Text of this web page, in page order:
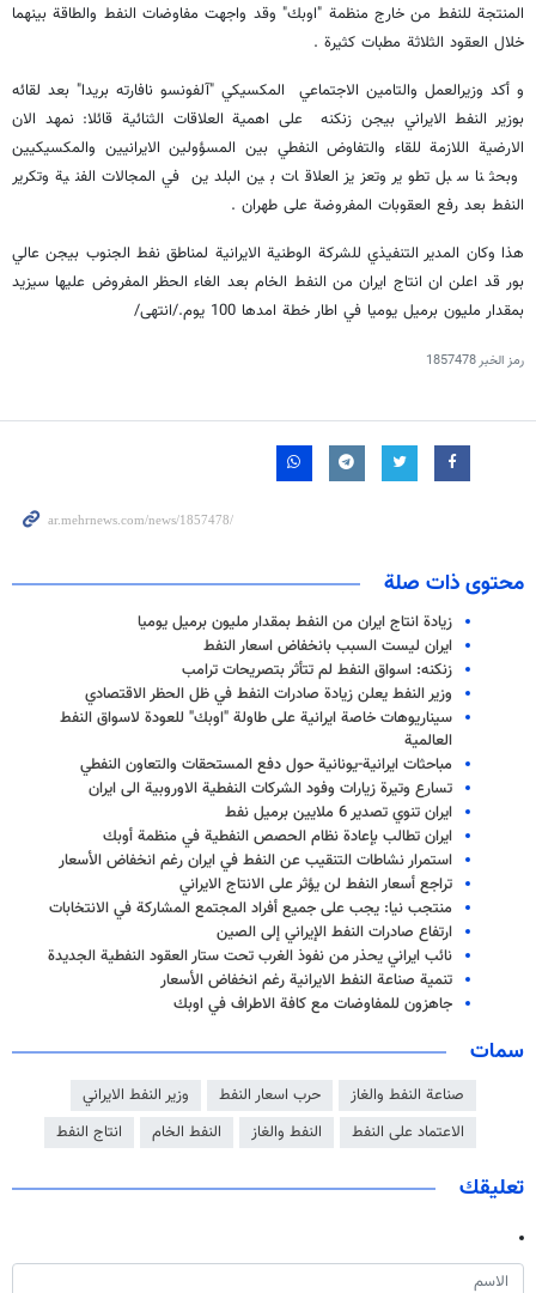
المنتجة للنفط من خارج منظمة "اوبك" وقد واجهت مفاوضات النفط والطاقة بينهما
خلال العقود الثلاثة مطبات كثيرة .
و أكد وزیرالعمل والتامين الاجتماعي المکسیکي "آلفونسو نافارته بریدا" بعد لقائه
بوزير النفط الايراني بيجن زنكنه على اهمية العلاقات الثنائية قائلا: نمهد الان
الارضية اللازمة للقاء والتفاوض النفطي بين المسؤولين الايرانيين والمكسيكيين
وبحثنا سبل تطوير وتعزيز العلاقات بين البلدين في المجالات الفنية وتكرير
النفط بعد رفع العقوبات المفروضة على طهران .
هذا وكان المدير التنفيذي للشركة الوطنية الايرانية لمناطق نفط الجنوب بيجن عالي
بور قد اعلن ان انتاج ايران من النفط الخام بعد الغاء الحظر المفروض عليها سيزيد
بمقدار مليون برميل يوميا في اطار خطة امدها 100 يوم./انتهى/
رمز الخبر1857478
محتوى ذات صلة
زيادة انتاج ايران من النفط بمقدار مليون برميل يوميا
ايران ليست السبب بانخفاض اسعار النفط
زنكنه: اسواق النفط لم تتأثر بتصريحات ترامب
وزير النفط يعلن زيادة صادرات النفط في ظل الحظر الاقتصادي
سيناريوهات خاصة ايرانية على طاولة "اوبك" للعودة لاسواق النفط
العالمية
مباحثات ايرانية-يونانية حول دفع المستحقات والتعاون النفطي
تسارع وتيرة زيارات وفود الشركات النفطية الاوروبية الى ايران
ايران تنوي تصدير 6 ملايين برميل نفط
ايران تطالب بإعادة نظام الحصص النفطية في منظمة أوبك
استمرار نشاطات التنقيب عن النفط في ايران رغم انخفاض الأسعار
تراجع أسعار النفط لن يؤثر على الانتاج الايراني
منتجب نيا: يجب على جميع أفراد المجتمع المشاركة في الانتخابات
ارتفاع صادرات النفط الإيراني إلى الصين
نائب ايراني يحذر من نفوذ الغرب تحت ستار العقود النفطية الجديدة
تنمية صناعة النفط الايرانية رغم انخفاض الأسعار
جاهزون للمفاوضات مع كافة الاطراف في اوبك
سمات
صناعة النفط والغاز حرب اسعار النفط
وزير النفط الايراني
الاعتماد على النفط
النفط والغاز النفط الخام انتاج النفط
تعليقك